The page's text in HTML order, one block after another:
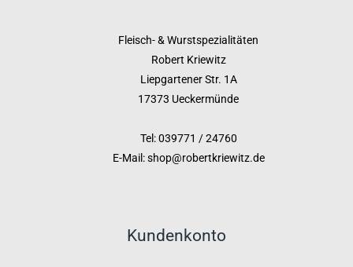
Fleisch- & Wurstspezialitäten
Robert Kriewitz
Liepgartener Str. 1A
17373 Ueckermünde
Tel: 039771 / 24760
E-Mail: shop@robertkriewitz.de
Kundenkonto